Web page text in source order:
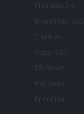
Finanzas 24
Investindo 365
Think.es
Viajar 365
ES Newz
Pet Story
Encocina